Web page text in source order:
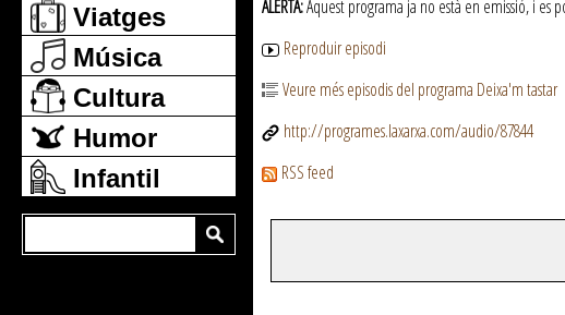
Viatges
Música
Cultura
Humor
Infantil
ALERTA:Aquest programa ja no està en emissió, i es
Reproduir episodi
Veure més episodis del programa Deixa'm tastar
http://programes.laxarxa.com/audio/87844
RSS feed